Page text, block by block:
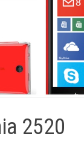
2520